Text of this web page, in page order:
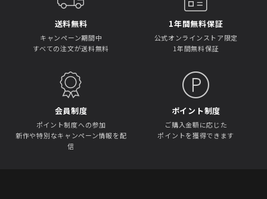
送料無料
キャンペーン期間中
すべての注文が送料無料
1年間無料保証
公式オンラインストア限定
1年間無料保証
会員制度
ポイント制度への参加
新作や特別なキャンペーン情報を配
信
ポイント制度
ご購入金額に応じた
ポイントを獲得できます